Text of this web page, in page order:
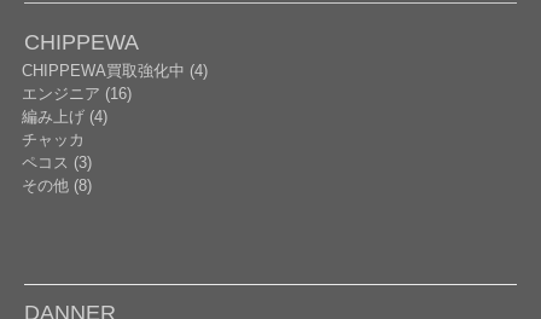
CHIPPEWA
CHIPPEWA買取強化中 (4)
エンジニア (16)
編み上げ (4)
チャッカ
ペコス (3)
その他 (8)
DANNER